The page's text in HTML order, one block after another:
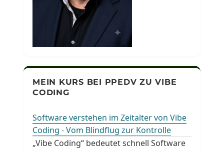
MEIN KURS BEI PPEDV ZU VIBE
CODING
Software verstehen im Zeitalter von Vibe
Coding - Vom Blindflug zur Kontrolle
„Vibe Coding“ bedeutet schnell Software